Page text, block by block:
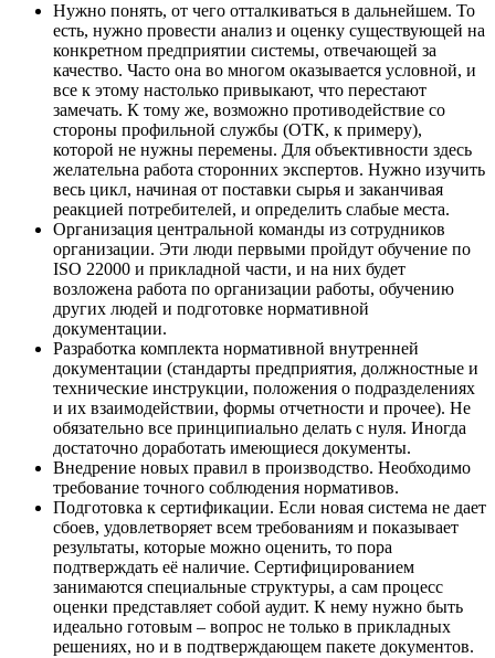
Нужно понять, от чего отталкиваться в дальнейшем. То
есть, нужно провести анализ и оценку существующей на
конкретном предприятии системы, отвечающей за
качество. Часто она во многом оказывается условной, и
все к этому настолько привыкают, что перестают
замечать. К тому же, возможно противодействие со
стороны профильной службы (ОТК, к примеру),
которой не нужны перемены. Для объективности здесь
желательна работа сторонних экспертов. Нужно изучить
весь цикл, начиная от поставки сырья и заканчивая
реакцией потребителей, и определить слабые места.
Организация центральной команды из сотрудников
организации. Эти люди первыми пройдут обучение по
ISO 22000 и прикладной части, и на них будет
возложена работа по организации работы, обучению
других людей и подготовке нормативной
документации.
Разработка комплекта нормативной внутренней
документации (стандарты предприятия, должностные и
технические инструкции, положения о подразделениях
и их взаимодействии, формы отчетности и прочее). Не
обязательно все принципиально делать с нуля. Иногда
достаточно доработать имеющиеся документы.
Внедрение новых правил в производство. Необходимо
требование точного соблюдения нормативов.
Подготовка к сертификации. Если новая система не дает
сбоев, удовлетворяет всем требованиям и показывает
результаты, которые можно оценить, то пора
подтверждать её наличие. Сертифицированием
занимаются специальные структуры, а сам процесс
оценки представляет собой аудит. К нему нужно быть
идеально готовым – вопрос не только в прикладных
решениях, но и в подтверждающем пакете документов.